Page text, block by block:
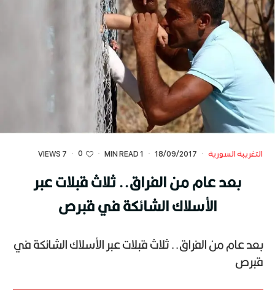
التغريبة السورية ·
18/09/2017
·
1 MIN READ
·
0
·
7 VIEWS
بعد عام من الفراق.. ثلاث قبلات عبر
الأسلاك الشائكة في قبرص
بعد عام من الفراق.. ثلاث قبلات عبر الأسلاك الشائكة في
قبرص